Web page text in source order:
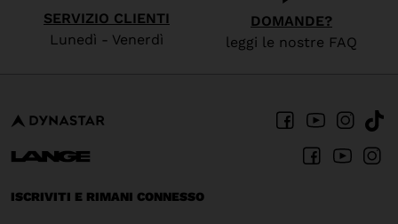
website
version
States
SERVIZIO CLIENTI
Lunedì - Venerdì
DOMANDE?
leggi le nostre FAQ
ISCRIVITI E RIMANI CONNESSO